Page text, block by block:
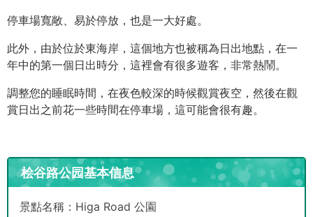
停車場寬敞、易於停放，也是一大好處。
此外，由於位於東海岸，這個地方也被稱為日出地點，在一
年中的第一個日出時分，這裡會有很多遊客，非常熱鬧。
調整您的睡眠時間，在夜色較深的時候觀賞夜空，然後在觀
賞日出之前花一些時間在停車場，這可能會很有趣。
桧谷路公园基本信息
景點名稱：Higa Road 公園